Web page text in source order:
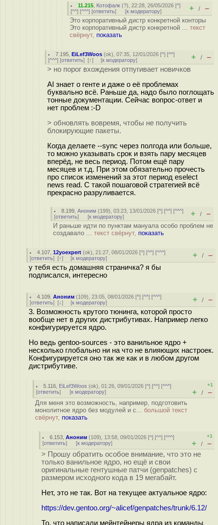
11.215 Котофалк (?), 22:28, 26/05/2026 [^]
[^^] [^^^] [ответить] [к модератору] + / –
Это корпоративный дистр конкретной конторы
Это корпоративный дистр конкретной ... текст
свёрнут, показать
7.195 ,EiLef3Woos (ok), 07:35, 12/01/2026 [^] [^^]
[^^^] [ответить] [↑] [к модератору] + / –
> но порог вхождения отпугивает новичков
AI знает о генте и даже о её проблемах
буквально всё. Раньше да, надо было поглощать
тонные документации. Сейчас вопрос-ответ и
нет проблем :-D
> обновлять вовремя, чтобы не получить
блокирующие пакеты.
Когда делаете --sync через полгода или больше,
то можно указывать срок и взять пару месяцев
вперёд, не весь период. Потом ещё пару
месяцев и т.д. При этом обязательно прочесть
про список изменений за этот период eselect
news read. С такой пошаговой стратегией всё
прекрасно разруливается.
8.199 ,Аноним (199), 03:23, 13/01/2026 [^] [^^] [^^^]
[ответить] [к модератору] + / –
И раньше идти по пунктам мануала особо проблем не
создавало ... текст свёрнут, показать
4.107 ,12yoexpert (ok), 21:27, 08/01/2026 [^] [^^] [^^^]
[ответить] [↑] [к модератору] + / –
у тебя есть домашняя страничка? я бы
подписался, интересно
4.109 ,Аноним (109), 23:05, 08/01/2026 [^] [^^] [^^^]
[ответить] [↓] [к модератору] + / –
3. Возможность крутого тюнинга, которой просто
вообще нет в других дистрибутивах. Например легко
конфигурируется ядро.
Но ведь gentoo-sources - это ванильное ядро +
несколько глобально ни на что не влияющих настроек.
Конфигурируется оно так же как и в любом другом
дистрибутиве.
5.116 EiLef3Woos (ok), 01:26, 09/01/2026 [^] [^^] [^^^]
[ответить] [к модератору]
+1
+ / –
Для меня это возможность, например, подготовить
монолитное ядро без модулей и с... большой текст
свёрнут, показать
6.153 ,Аноним (109), 13:58, 09/01/2026 [^] [^^] [^^^]
[ответить] [к модератору]
+1
+ / –
> Прошу обратить особое внимание, что это не
только ванильное ядро, но ещё и свои
оригинальные гентушные патчи (genpatches) с
размером исходного кода в 19 мегабайт.
Нет, это не так. Вот на текущее актуальное ядро:
https://dev.gentoo.org/~alicef/genpatches/trunk/6.12/
То, что написали мейнтейнеры ядра из команды